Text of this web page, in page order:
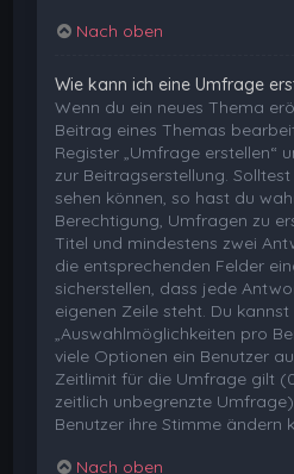
Nach oben
Wie kann ich eine Umfrage
Wenn du ein neues Thema
Beitrag eines Themas
Register „Umfrage erstellen“
zur Beitragserstellung.
sehen können, so hast du
Berechtigung, Umfragen zu
Titel und mindestens zwei
die entsprechenden Felder
sicherstellen, dass jede
eigenen Zeile steht. Du
„Auswahlmöglichkeiten pro
viele Optionen ein Benutzer
Zeitlimit für die Umfrage gilt
zeitlich unbegrenzte
Benutzer ihre Stimme ändern
Nach oben